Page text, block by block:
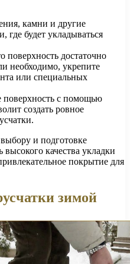
камни и другие
где будет укладываться
поверхность достаточно
необходимо, укрепите
или специальных
поверхность с помощью
создать ровное
и подготовке
качества укладки
покрытие для
зимой